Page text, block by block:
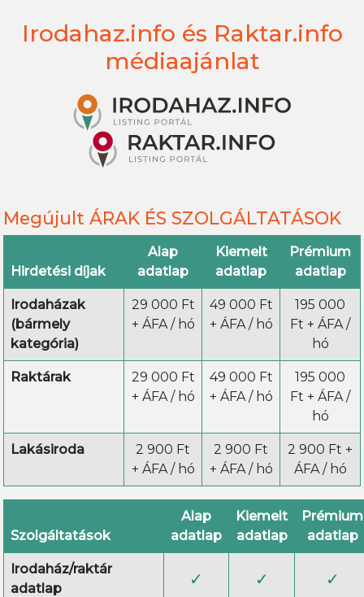
Irodahaz.info és Raktar.info
médiaajánlat
Megújult ÁRAK ÉS SZOLGÁLTATÁSOK
Hirdetési díjak
Alap
adatlap
Kiemelt
adatlap
Prémium
adatlap
Irodaházak
(bármely
kategória)
29 000 Ft
+ ÁFA / hó
49 000 Ft
+ ÁFA / hó
195 000
Ft + ÁFA /
hó
Raktárak
29 000 Ft
+ ÁFA / hó
49 000 Ft
+ ÁFA / hó
195 000
Ft + ÁFA /
hó
Lakásiroda
2 900 Ft
+ ÁFA / hó
2 900 Ft
+ ÁFA / hó
2 900 Ft +
ÁFA / hó
Szolgáltatások
Alap
adatlap
Kiemelt
adatlap
Prémium
adatlap
Irodaház/raktár
adatlap
✓ ✓ ✓